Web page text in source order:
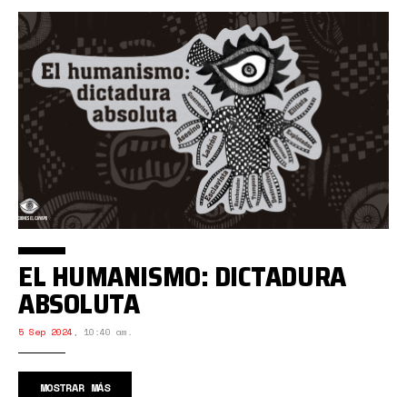
EL HUMANISMO: DICTADURA
ABSOLUTA
5 Sep 2024 , 10:40 am.
MOSTRAR MÁS